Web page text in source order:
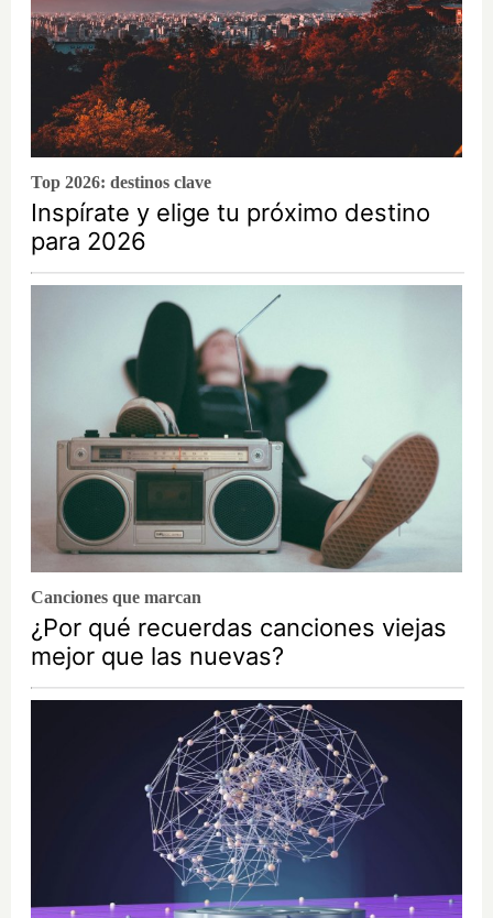
Top 2026: destinos clave
Inspírate y elige tu próximo destino
para 2026
Canciones que marcan
¿Por qué recuerdas canciones viejas
mejor que las nuevas?